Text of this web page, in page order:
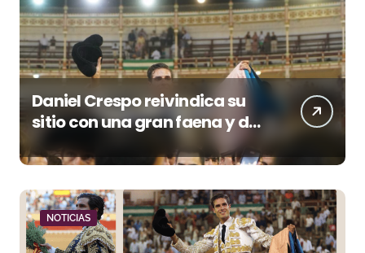
Daniel Crespo reivindica su
sitio con una gran faena y dos
orejas
NOTICIAS